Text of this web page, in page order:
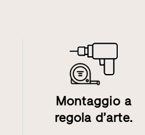
Montaggio a
regola d’arte.